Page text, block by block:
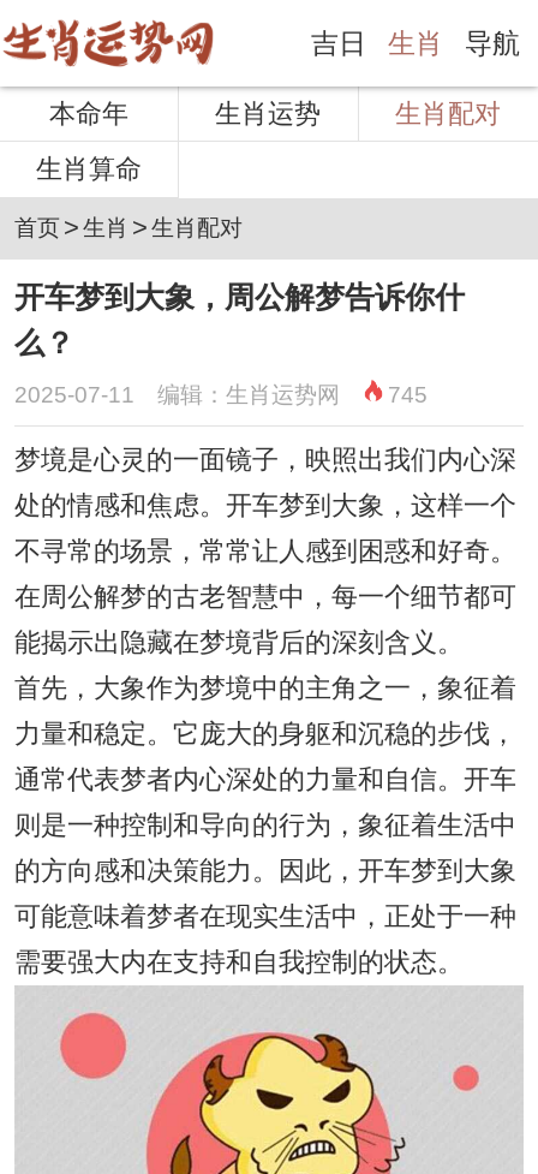
吉日 生肖 导航
本命年 生肖运势
生肖配对
生肖算命
首页>生肖 >生肖配对
开车梦到大象，周公解梦告诉你什
么？
2025-07-11 编辑：生肖运势网 745
梦境是心灵的一面镜子，映照出我们内心深
处的情感和焦虑。开车梦到大象，这样一个
不寻常的场景，常常让人感到困惑和好奇。
在周公解梦的古老智慧中，每一个细节都可
能揭示出隐藏在梦境背后的深刻含义。
首先，大象作为梦境中的主角之一，象征着
力量和稳定。它庞大的身躯和沉稳的步伐，
通常代表梦者内心深处的力量和自信。开车
则是一种控制和导向的行为，象征着生活中
的方向感和决策能力。因此，开车梦到大象
可能意味着梦者在现实生活中，正处于一种
需要强大内在支持和自我控制的状态。